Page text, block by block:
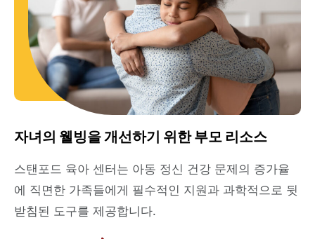
자녀의 웰빙을 개선하기 위한 부모 리소스
스탠포드 육아 센터는 아동 정신 건강 문제의 증가율
에 직면한 가족들에게 필수적인 지원과 과학적으로 뒷
받침된 도구를 제공합니다.